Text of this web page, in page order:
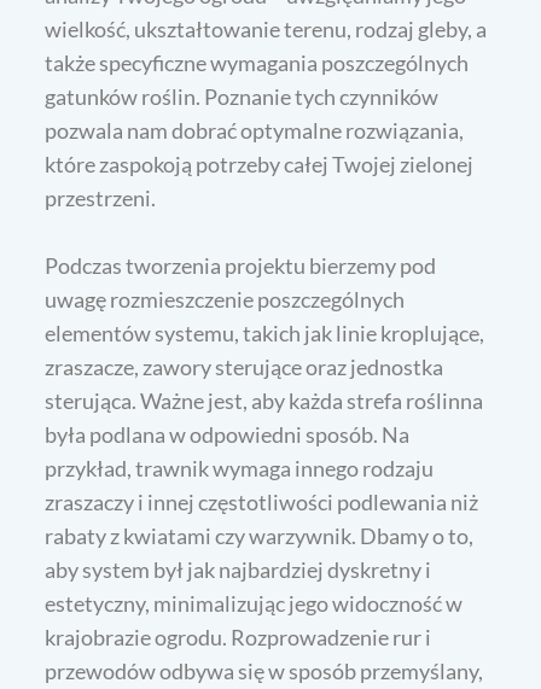
wielkość, ukształtowanie terenu, rodzaj gleby, a
także specyficzne wymagania poszczególnych
gatunków roślin. Poznanie tych czynników
pozwala nam dobrać optymalne rozwiązania,
które zaspokoją potrzeby całej Twojej zielonej
przestrzeni.
Podczas tworzenia projektu bierzemy pod
uwagę rozmieszczenie poszczególnych
elementów systemu, takich jak linie kroplujące,
zraszacze, zawory sterujące oraz jednostka
sterująca. Ważne jest, aby każda strefa roślinna
była podlana w odpowiedni sposób. Na
przykład, trawnik wymaga innego rodzaju
zraszaczy i innej częstotliwości podlewania niż
rabaty z kwiatami czy warzywnik. Dbamy o to,
aby system był jak najbardziej dyskretny i
estetyczny, minimalizując jego widoczność w
krajobrazie ogrodu. Rozprowadzenie rur i
przewodów odbywa się w sposób przemyślany,